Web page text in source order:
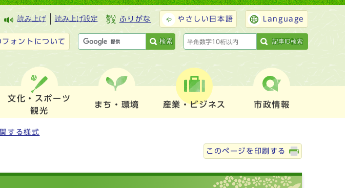
読み上げ 読み上げ設定 ふりがな やさしい日本語 Language
ォントについて 検索 記事ID検索
文化・スポーツ
観光
まち・環境 産業・ビジネス 市政情報
する様式
このページを印刷する